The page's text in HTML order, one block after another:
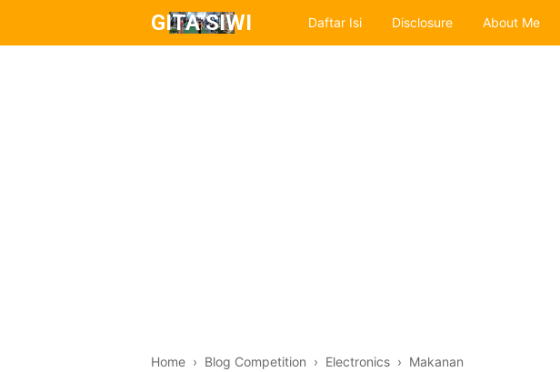
GITA SIWI Daftar Isi Disclosure About Me
Home › Blog Competition › Electronics › Makanan